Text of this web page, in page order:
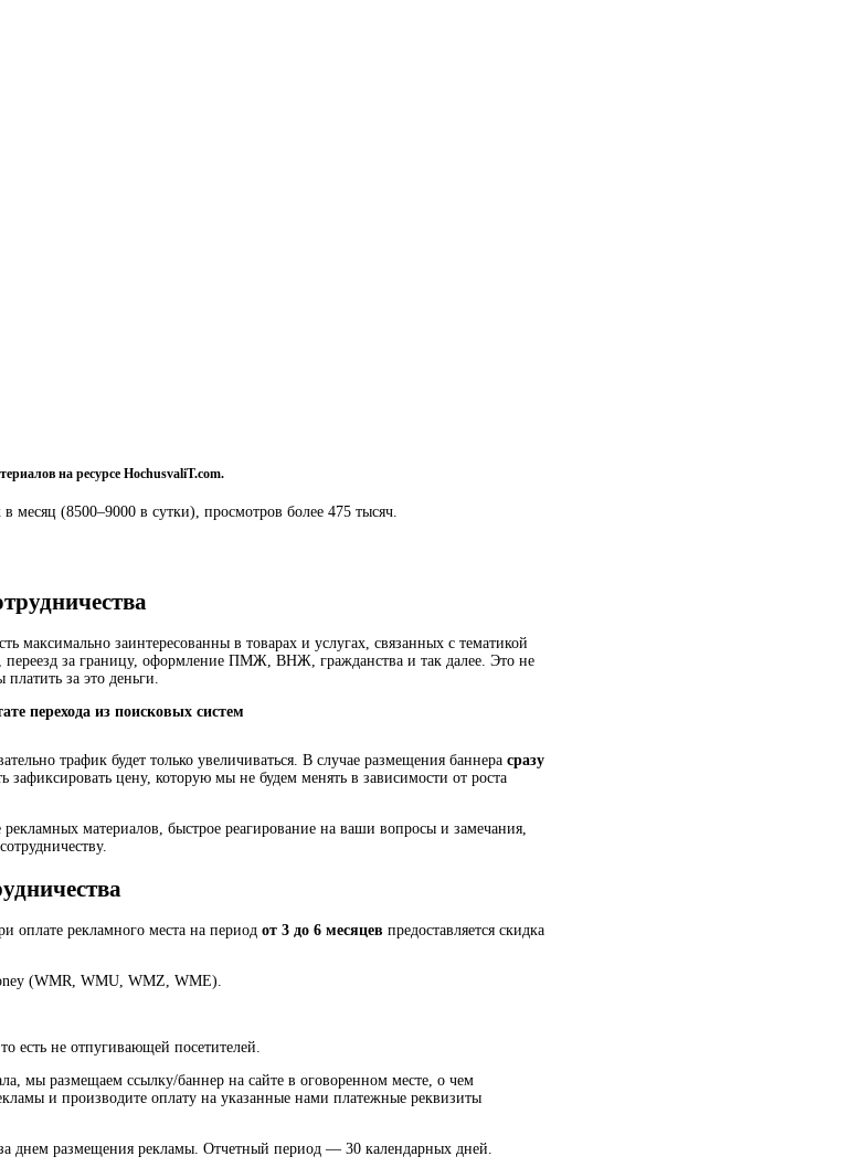
на ресурсе HochusvaliT.com.
месяц (8500–9000 в сутки), просмотров более 475 тысяч.
максимально заинтересованны в товарах и услугах, связанных с тематикой
переезд за границу, оформление ПМЖ, ВНЖ, гражданства и так далее. Это не
за это деньги.
перехода из поисковых систем
трафик будет только увеличиваться. В случае размещения баннера сразу
цену, которую мы не будем менять в зависимости от роста
материалов, быстрое реагирование на ваши вопросы и замечания,
оплате рекламного места на период от 3 до 6 месяцев предоставляется скидка
(WMR, WMU, WMZ, WME).
есть не отпугивающей посетителей.
мы размещаем ссылку/баннер на сайте в оговоренном месте, о чем
и производите оплату на указанные нами платежные реквизиты
днем размещения рекламы. Отчетный период — 30 календарных дней.